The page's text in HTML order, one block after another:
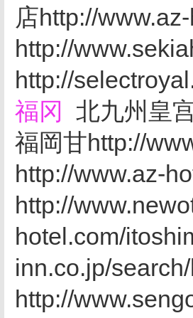
店http://
http://
http://
福冈
北九州皇
福岡甘http://
http://www.az-
http://
hotel.com/
inn.co.jp/
http://